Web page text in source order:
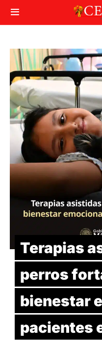
Terapias
perros
bienestar
pacientes